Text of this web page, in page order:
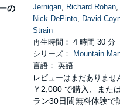
の
Jernigan, Richard Rohan,
Nick DePinto, David
Strain
再生時間： 4 時間 30 分
シリーズ：
Mountain
言語： 英語
レビューはまだありませ
￥2,080 で購入、また
ラン30日間無料体験で